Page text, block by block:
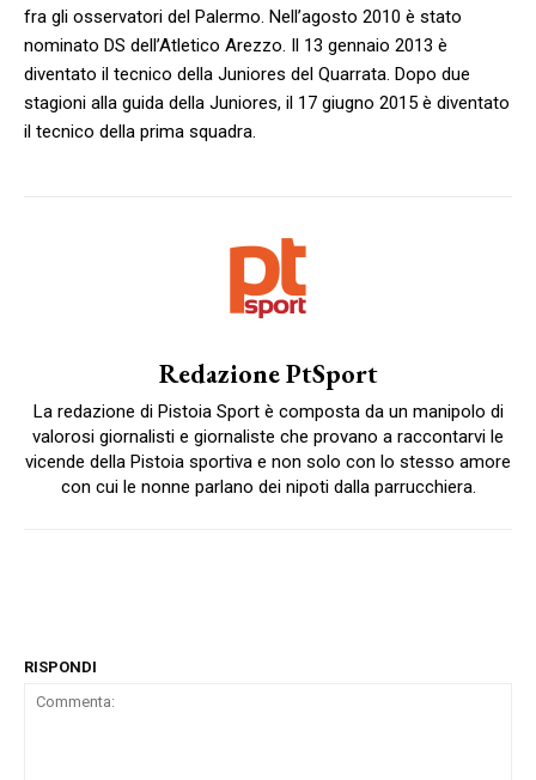
fra gli osservatori del Palermo. Nell’agosto 2010 è stato
nominato DS dell’Atletico Arezzo. Il 13 gennaio 2013 è
diventato il tecnico della Juniores del Quarrata. Dopo due
stagioni alla guida della Juniores, il 17 giugno 2015 è diventato
il tecnico della prima squadra.
Redazione PtSport
La redazione di Pistoia Sport è composta da un manipolo di
valorosi giornalisti e giornaliste che provano a raccontarvi le
vicende della Pistoia sportiva e non solo con lo stesso amore
con cui le nonne parlano dei nipoti dalla parrucchiera.
RISPONDI